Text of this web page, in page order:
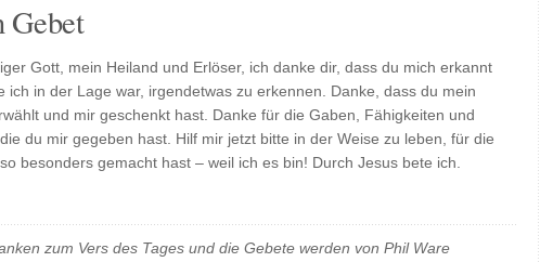
Gott, mein Heiland und Erlöser, ich danke dir, dass du mich erkannt
ich in der Lage war, irgendetwas zu erkennen. Danke, dass du mein
und mir geschenkt hast. Danke für die Gaben, Fähigkeiten und
du mir gegeben hast. Hilf mir jetzt bitte in der Weise zu leben, für die
besonders gemacht hast – weil ich es bin! Durch Jesus bete ich.
zum Vers des Tages und die Gebete werden von Phil Ware